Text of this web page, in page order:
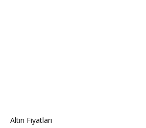
Altın Fiyatları